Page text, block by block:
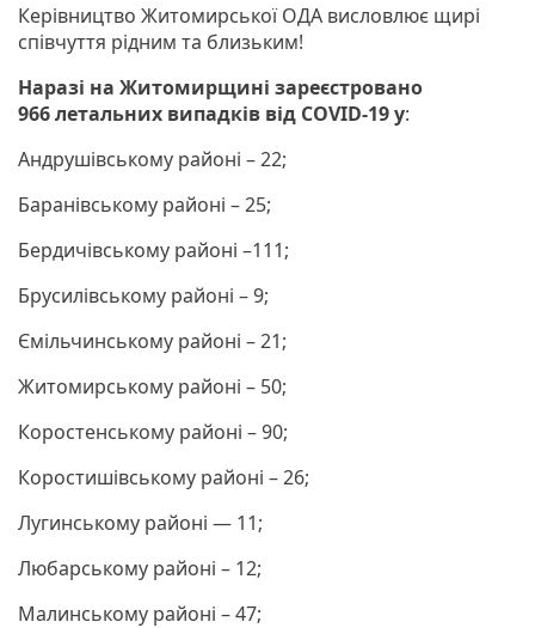
Керівництво Житомирської ОДА висловлює щирі
співчуття рідним та близьким!
Наразі на Житомирщині зареєстровано
966летальних випадків від COVID-19 у:
Андрушівському районі – 22;
Баранівському районі – 25;
Бердичівському районі –111;
Брусилівському районі – 9;
Ємільчинському районі – 21;
Житомирському районі – 50;
Коростенському районі – 90;
Коростишівському районі – 26;
Лугинському районі — 11;
Любарському районі – 12;
Малинському районі – 47;